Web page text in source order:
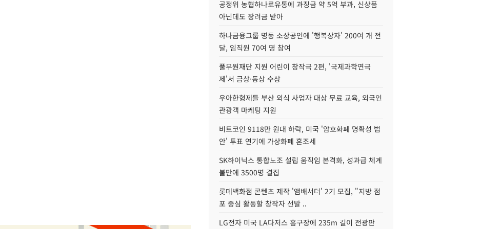
공정위 농협하나로유통에 과징금 약 5억 부과, 신상품
아닌데도 장려금 받아
하나금융그룹 명동 소상공인에 '행복상자' 200여 개 전
달, 임직원 70여 명 참여
풀무원재단 지원 어린이 창작극 2편, '국제과학연극
제'서 금상·동상 수상
우아한형제들 부산 외식 사업자 대상 무료 교육, 외국인
관광객 마케팅 지원
비트코인 9118만 원대 하락, 미국 '암호화폐 명확성 법
안' 투표 연기에 가상화폐 혼조세
SK하이닉스 통합노조 설립 움직임 본격화, 성과급 체계
불만에 3500명 결집
롯데백화점 콘텐츠 제작 '앰배서더' 2기 모집, "지방 점
포 중심 활동할 창작자 선발 ..
LG전자 미국 LA다저스 홈구장에 235m 길이 전광판